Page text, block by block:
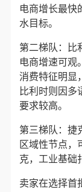
电商增长最快
水目标。
第二梯队：比
电商增速可观
消费特征明显
比利时则因多
要求较高。
第三梯队：捷
区域性节点，
克，工业基础
卖家在选择首